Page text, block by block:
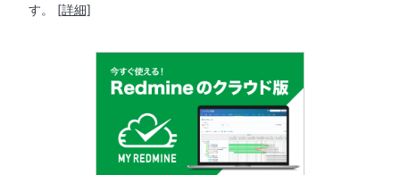
す。 [詳細]